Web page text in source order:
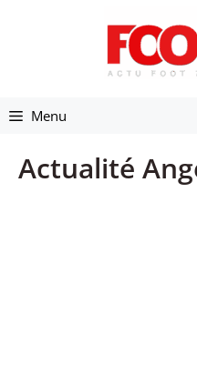
Menu
Actualité